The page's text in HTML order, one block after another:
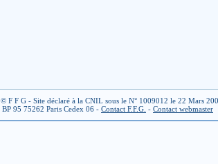
F F G - Site déclaré à la CNIL sous le N° 1009012 le 22 Mars
95 75262 Paris Cedex 06 - Contact F.F.G. - Contact webmaster